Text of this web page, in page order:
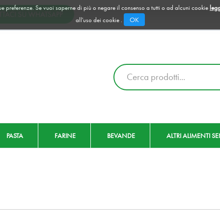
Se vuoi saperne di più o negare il consenso a tutti o ad alcuni cookie
all'uso dei cookie .
OK
Cerca
Prodotto
PASTA FARINE BEVANDE ALTRI ALIMENTI